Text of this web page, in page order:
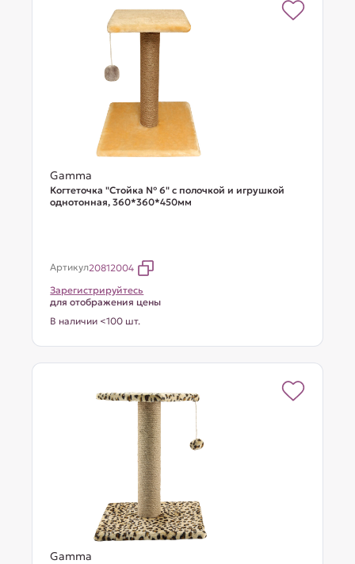
Gamma
Когтеточка "Стойка № 6" с полочкой и игрушкой
однотонная, 360*360*450мм
Артикул20812004
Зарегистрируйтесь
для отображения цены
В наличии <100 шт.
Gamma